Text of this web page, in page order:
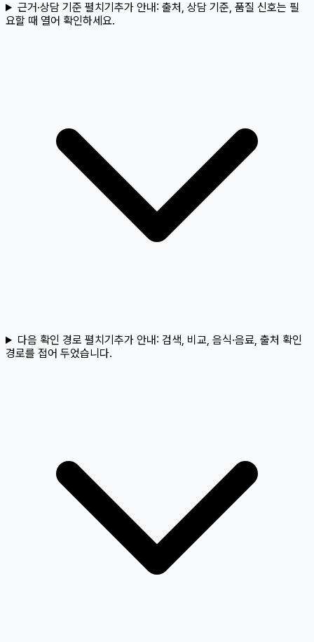
근거·상담 기준 펼치기추가 안내: 출처, 상담 기준, 품질 신호는 필
요할 때 열어 확인하세요.
다음 확인 경로 펼치기추가 안내: 검색, 비교, 음식·음료, 출처 확인
경로를 접어 두었습니다.